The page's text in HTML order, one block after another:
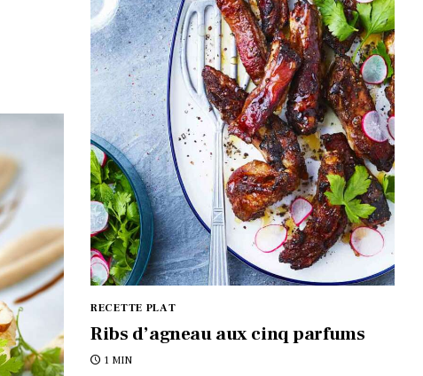
RECETTE PLAT
Ribs d’agneau aux cinq parfums
1 MIN